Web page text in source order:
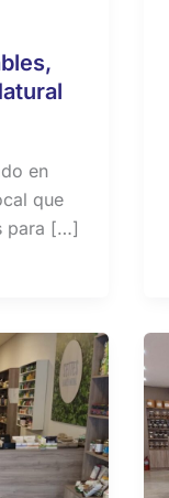
en
que
para […]